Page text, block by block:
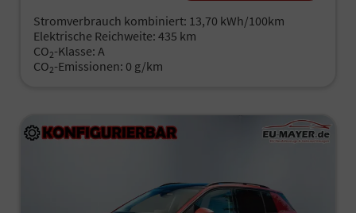
Stromverbrauch kombiniert: 13,70 kWh/100km
Elektrische Reichweite: 435 km
CO2-Klasse: A
CO2-Emissionen: 0 g/km